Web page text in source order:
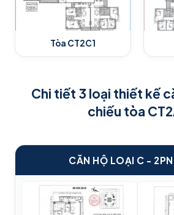
Tòa CT2C1
Chi tiết 3 loại thiết kế
chiếu tòa
CĂN HỘ LOẠI C -